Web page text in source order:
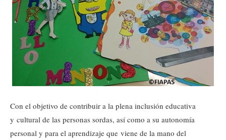
Con el objetivo de contribuir a la plena inclusión educativa
y cultural de las personas sordas, así como a su autonomía
personal y para el aprendizaje que viene de la mano del